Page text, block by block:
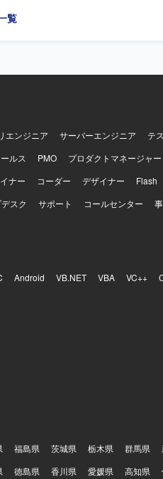
覧
エンジニア サーバーエンジニア テ
ルス PMO プロダクトマネージャー
ナー コーダー デザイナー Flash
スク サポート コールセンター
Android VB.NET VBA VC++
福島県 茨城県 栃木県 群馬県
徳島県 香川県 愛媛県 高知県